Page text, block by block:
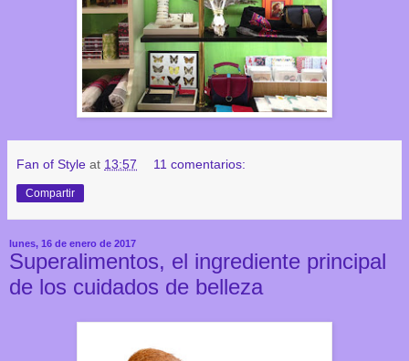
Fan of Style at 13:57 11 comentarios:
Compartir
lunes, 16 de enero de 2017
Superalimentos, el ingrediente principal
de los cuidados de belleza